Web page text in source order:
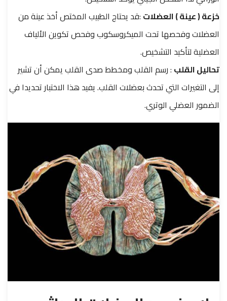
خزعة ( عينة ) العضلات :قد يحتاج الطبيب المختص أخذ عينة من
العضلات وفحصها تحت الميكروسكوب وفحص تكوين الألياف
العضلية لتأكيد التشخيص.
تحاليل القلب : رسم القلب ومخطط صدى القلب يمكن أن تشير
إلى التغيرات التي تحدث بعضلات القلب. يفيد هذا الاختبار تحديدا في
الضمور العضلي الوتري.